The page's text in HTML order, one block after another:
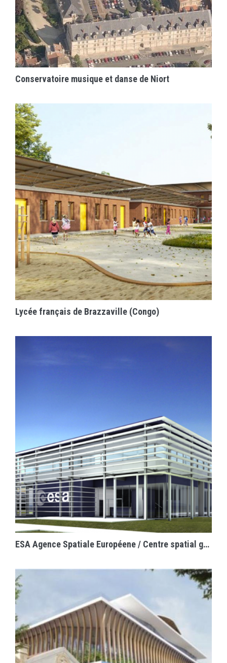
EN SAVOIR PLUS
Conservatoire musique et danse de Niort
EN SAVOIR PLUS
Lycée français de Brazzaville (Congo)
EN SAVOIR PLUS
ESA Agence Spatiale Européene / Centre spatial guyanais